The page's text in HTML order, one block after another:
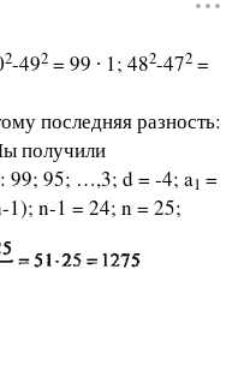
2-492 = 99 ∙ 1; 482-472 =
последняя разность:
получили
99; 95; …,3; d = -4; a1 =
n-1 = 24; n = 25;